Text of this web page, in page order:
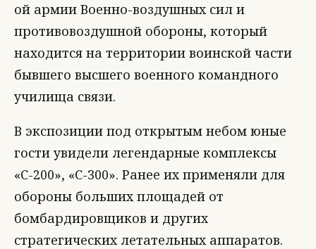
ой армии Военно-воздушных сил и
противовоздушной обороны, который
находится на территории воинской части
бывшего высшего военного командного
училища связи.
В экспозиции под открытым небом юные
гости увидели легендарные комплексы
«С-200», «С-300». Ранее их применяли для
обороны больших площадей от
бомбардировщиков и других
стратегических летательных аппаратов.